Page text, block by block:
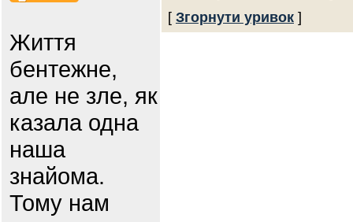
Життя
бентежне,
але не зле, як
казала одна
наша
знайома.
Тому нам
[ Згорнути уривок ]